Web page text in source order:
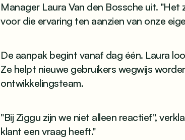
Manager Laura Van den Bossche uit.
voor die ervaring ten aanzien van onze
De aanpak begint vanaf dag één. Laura
Ze helpt nieuwe gebruikers wegwijs
ontwikkelingsteam.
"Bij Ziggu zijn we niet alleen reactief",
klant een vraag heeft."